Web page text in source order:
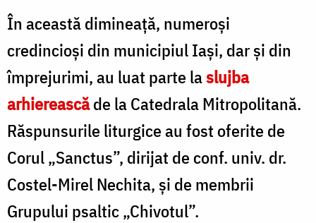
În această dimineață, numeroși
credincioși din municipiul Iași, dar și din
împrejurimi, au luat parte laslujba
arhiereascăde la Catedrala Mitropolitană.
Răspunsurile liturgice au fost oferite de
Corul „Sanctus”, dirijat de conf. univ. dr.
Costel-Mirel Nechita, și de membrii
Grupului psaltic „Chivotul”.